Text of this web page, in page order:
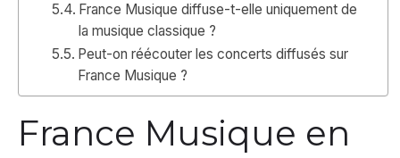
France Musique diffuse-t-elle uniquement de
la musique classique ?
Peut-on réécouter les concerts diffusés sur
France Musique ?
France Musique en